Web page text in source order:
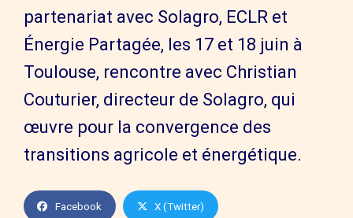
partenariat avec Solagro, ECLR et
Énergie Partagée, les 17 et 18 juin à
Toulouse, rencontre avec Christian
Couturier, directeur de Solagro, qui
œuvre pour la convergence des
transitions agricole et énergétique.
Facebook X (Twitter)